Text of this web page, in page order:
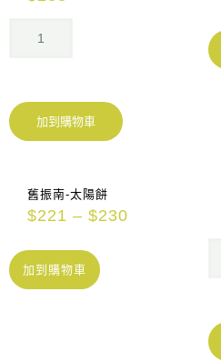
加到購物車
舊振南-太陽餅
$221 – $230
加到購物車